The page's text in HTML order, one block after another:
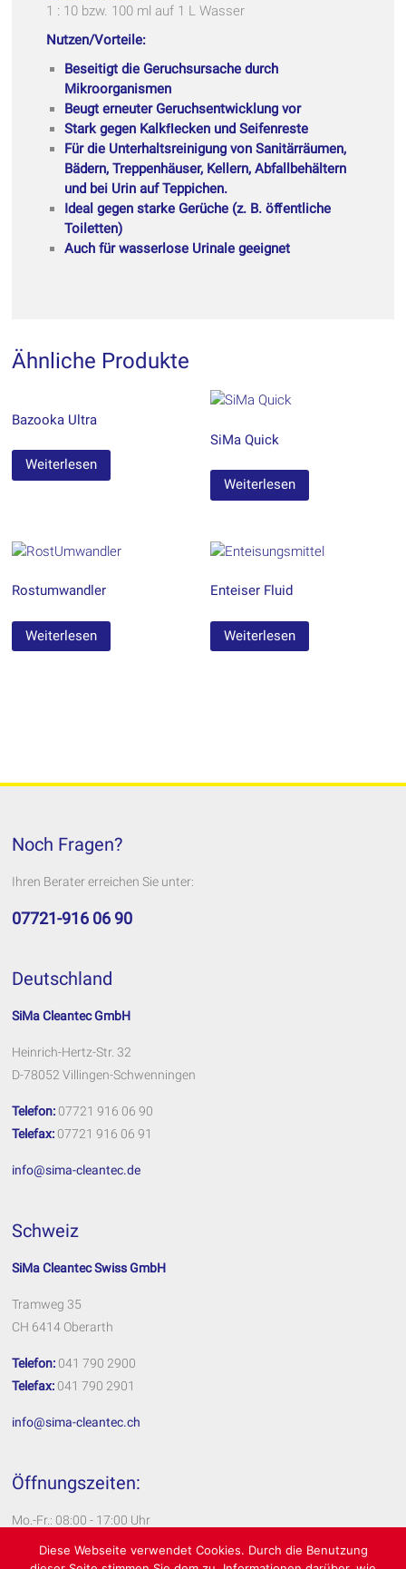
1 : 10 bzw. 100 ml auf 1 L Wasser
Nutzen/Vorteile:
Beseitigt die Geruchsursache durch
Mikroorganismen
Beugt erneuter Geruchsentwicklung vor
Stark gegen Kalkﬂecken und Seifenreste
Für die Unterhaltsreinigung von Sanitärräumen,
Bädern, Treppenhäuser, Kellern, Abfallbehältern
und bei Urin auf Teppichen.
Ideal gegen starke Gerüche (z. B. öﬀentliche
Toiletten)
Auch für wasserlose Urinale geeignet
Ähnliche Produkte
Bazooka Ultra
Weiterlesen
SiMa Quick
Weiterlesen
Rostumwandler
Weiterlesen
Enteiser Fluid
Weiterlesen
Noch Fragen?
Ihren Berater erreichen Sie unter:
07721-916 06 90
Deutschland
SiMa Cleantec GmbH
Heinrich-Hertz-Str. 32
D-78052 Villingen-Schwenningen
Telefon: 07721 916 06 90
Telefax: 07721 916 06 91
info@sima-cleantec.de
Schweiz
SiMa Cleantec Swiss GmbH
Tramweg 35
CH 6414 Oberarth
Telefon: 041 790 2900
Telefax: 041 790 2901
info@sima-cleantec.ch
Öffnungszeiten:
Mo.-Fr.: 08:00 - 17:00 Uhr
Impressum
Diese Webseite verwendet Cookies. Durch die Benutzung